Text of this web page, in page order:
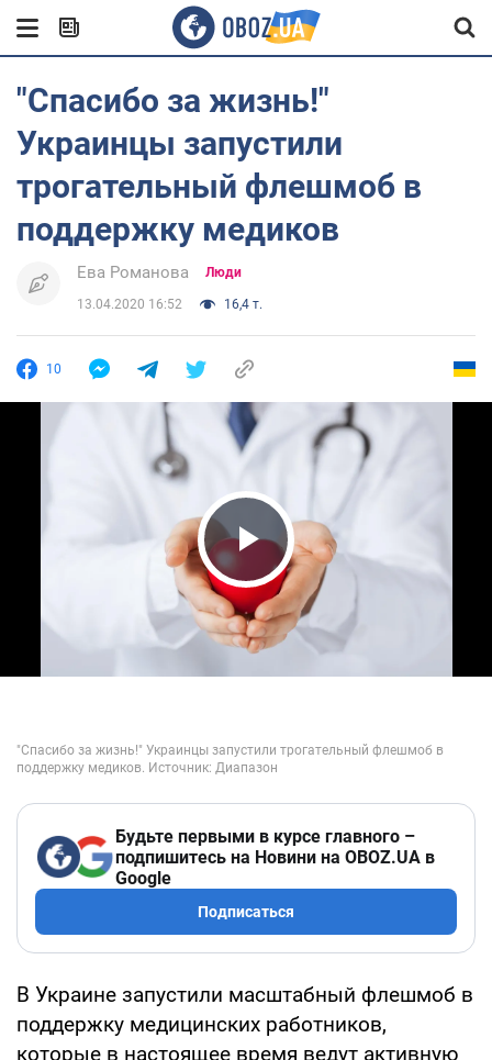
"Спасибо за жизнь!"
Украинцы запустили
трогательный флешмоб в
поддержку медиков
Ева Романова Люди
13.04.2020 16:52 16,4 т.
10
Play Video
Будьте первыми в курсе главного –
подпишитесь на Новини на OBOZ.UA в
Google
Подписаться
В Украине запустили масштабный флешмоб в
поддержку медицинских работников,
которые в настоящее время ведут активную